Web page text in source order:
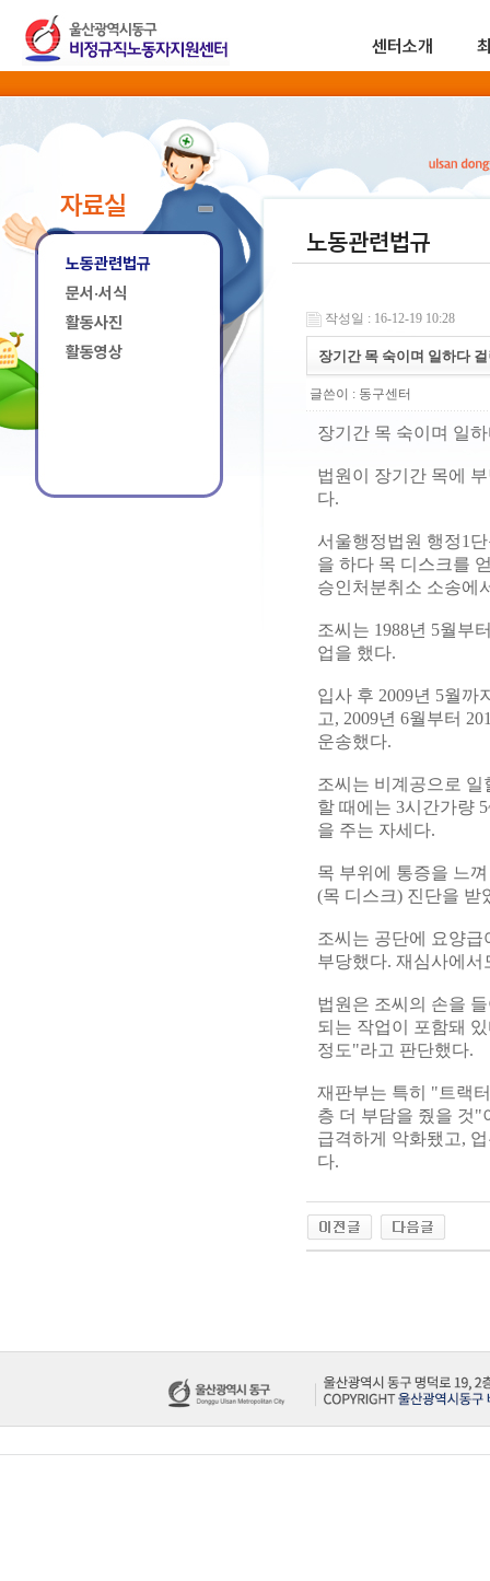
센터소개
자료실
노동관련법규
문서·서식
활동사진
활동영상
노동관련법규
작성일 : 16-12-19 10:28
장기간 목 숙이며 일하다
글쓴이 : 동구센터
장기간 목 숙이며 일
법원이 장기간 목에
다.
서울행정법원 행정1
을 하다 목 디스크를
승인처분취소 소송에
조씨는 1988년 5월부
업을 했다.
입사 후 2009년 5월
고, 2009년 6월부터
운송했다.
조씨는 비계공으로 일
할 때에는 3시간가량
을 주는 자세다.
목 부위에 통증을 느
(목 디스크) 진단을 받
조씨는 공단에 요양
부당했다. 재심사에
법원은 조씨의 손을
되는 작업이 포함돼
정도"라고 판단했다.
재판부는 특히 "트랙
층 더 부담을 줬을 것"
급격하게 악화됐고,
다.